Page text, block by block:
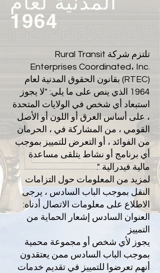
1964
تلتزم شركة Rural Transit
Enterprises Coordinated، Inc.
(RTEC) بقانون الحقوق المدنية لعام
1964 الذي ينص على ما يلي: "لا يجوز
استبعاد أي شخص في الولايات المتحدة
، على أساس العرق أو اللون أو الأصل
القومي ، من المشاركة في ، الحرمان
من الفوائد ، أو التعرض للتمييز بموجب
أي برنامج أو نشاط يتلقى مساعدة
مالية فيدرالية ".
لمزيد من المعلومات حول التزامات
النقل بموجب الباب السادس ، يرجى
الاطلاع على معلومات الاتصال أدناه:
العنوان السادس إشعار الحماية من
التمييز
يجوز لأي شخص أو مجموعة محمية
بموجب الباب السادس ممن يعتقدون
أنهم تعرضوا للتمييز في تقديم خدمات